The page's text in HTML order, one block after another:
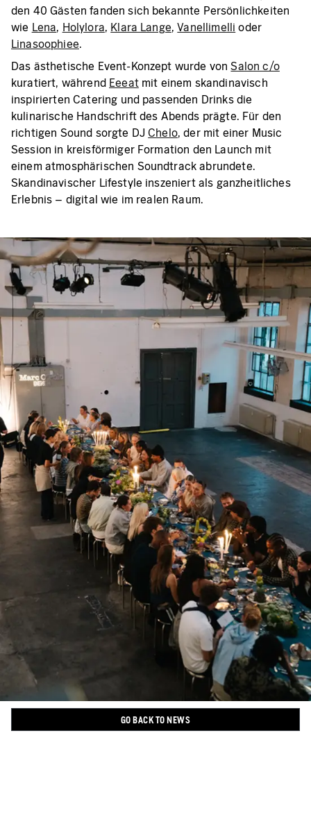
den 40 Gästen fanden sich bekannte Persönlichkeiten
wie Lena, Holylora, Klara Lange,Vanellimelli oder
Linasoophiee.
Das ästhetische Event-Konzept wurde vonSalon c/o
kuratiert, während Eeeatmit einem skandinavisch
inspirierten Catering und passenden Drinks die
kulinarische Handschrift des Abends prägte. Für den
richtigen Sound sorgte DJ Chelo, der mit einer Music
Session in kreisförmiger Formation den Launch mit
einem atmosphärischen Soundtrack abrundete.
Skandinavischer Lifestyle inszeniert als ganzheitliches
Erlebnis – digital wie im realen Raum.
GO BACK TO NEWS